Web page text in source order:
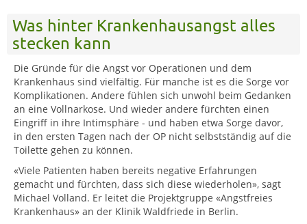
Was hinter Krankenhausangst alles
stecken kann
Die Gründe für die Angst vor Operationen und dem
Krankenhaus sind vielfältig. Für manche ist es die Sorge vor
Komplikationen. Andere fühlen sich unwohl beim Gedanken
an eine Vollnarkose. Und wieder andere fürchten einen
Eingriff in ihre Intimsphäre - und haben etwa Sorge davor,
in den ersten Tagen nach der OP nicht selbstständig auf die
Toilette gehen zu können.
«Viele Patienten haben bereits negative Erfahrungen
gemacht und fürchten, dass sich diese wiederholen», sagt
Michael Volland. Er leitet die Projektgruppe «Angstfreies
Krankenhaus» an der Klinik Waldfriede in Berlin.